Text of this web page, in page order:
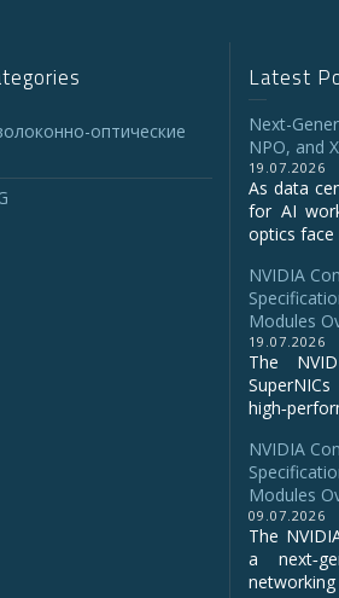
оптические
Latest
Next-
NPO, and
19.07.2026
As data
for AI
optics face
NVIDIA
Modules
19.07.2026
The
NVIDIA
Modules
09.07.2026
The
a
networking